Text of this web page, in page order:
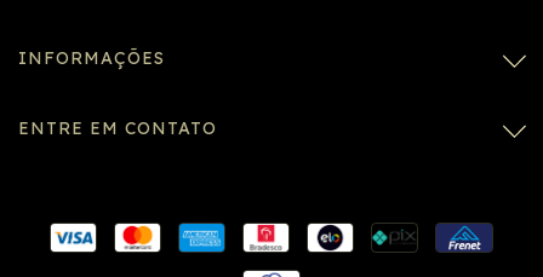
INFORMAÇÕES
ENTRE EM CONTATO